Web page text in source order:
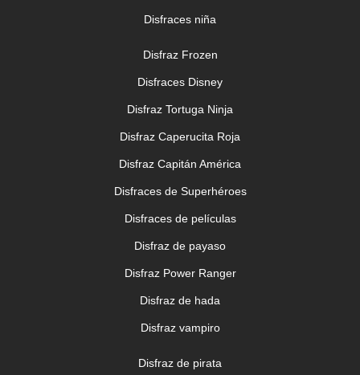
Disfraces niña
Disfraz Frozen
Disfraces Disney
Disfraz Tortuga Ninja
Disfraz Caperucita Roja
Disfraz Capitán América
Disfraces de Superhéroes
Disfraces de películas
Disfraz de payaso
Disfraz Power Ranger
Disfraz de hada
Disfraz vampiro
Disfraz de pirata